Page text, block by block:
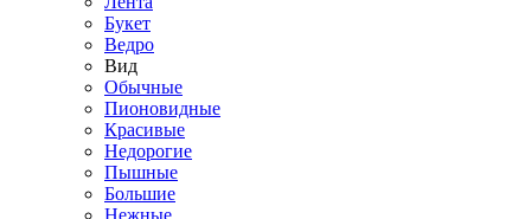
Букет
Ведро
Вид
Обычные
Пионовидные
Красивые
Недорогие
Пышные
Большие
Нежные